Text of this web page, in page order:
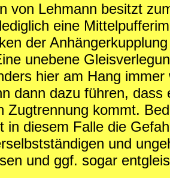
von Lehmann besitzt
eine
der
unebene
hier am Hang immer
dann dazu führen, dass
Zugtrennung kommt.
in diesem Falle die
und
und ggf. sogar